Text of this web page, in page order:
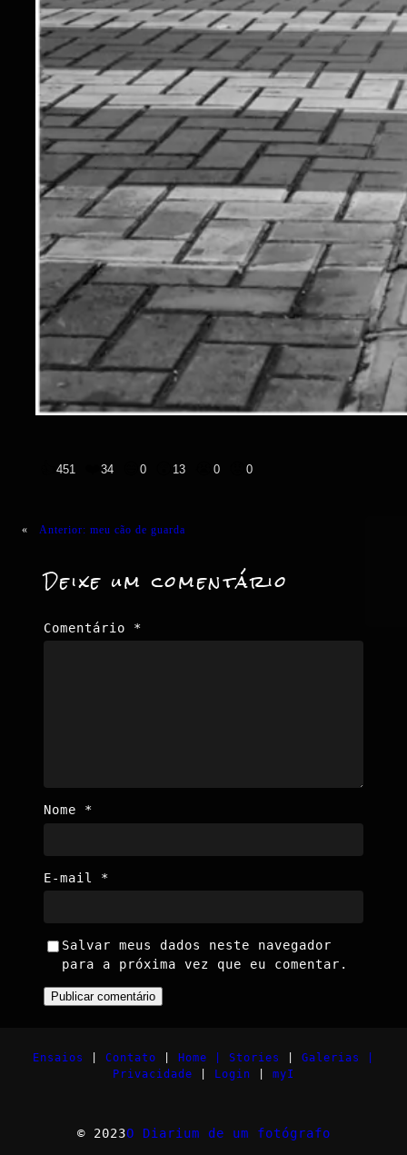
451 34 0 13 0 0
« Anterior: meu cão de guarda
Deixe um comentário
Comentário *
Nome *
E-mail *
Salvar meus dados neste navegador
para a próxima vez que eu comentar.
Ensaios Contato Home | Stories
Galerias |
Privacidade
Login myI
© 2023O Diarium de um fotógrafo